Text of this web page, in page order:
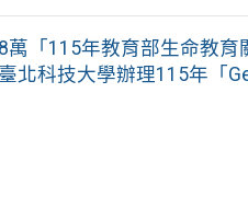
萬「115年教育部生命教育
北科技大學辦理115年「